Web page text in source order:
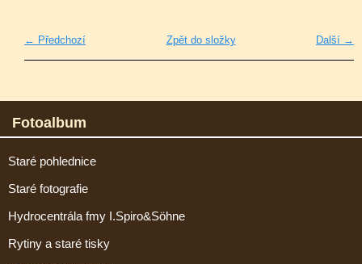
← Předchozí Další →
Zpět do složky
Fotoalbum
Staré pohlednice
Staré fotografie
Hydrocentrála fmy I.Spiro&Söhne
Rytiny a staré tisky